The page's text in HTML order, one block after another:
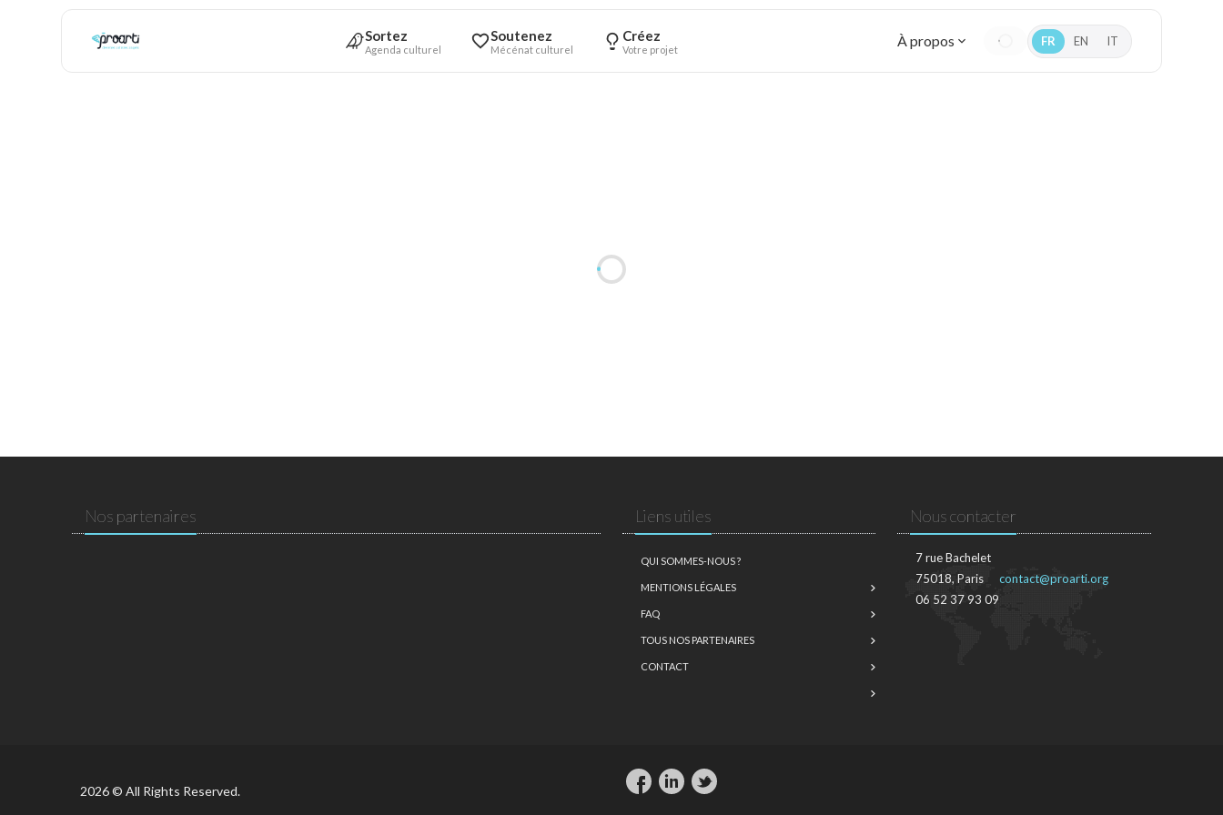
Sortez
Agenda culturel
Soutenez
Mécénat culturel
Créez
Votre projet À propos FR EN IT
Nos partenaires Liens utiles
QUI SOMMES-NOUS ?
MENTIONS LÉGALES
FAQ
TOUS NOS PARTENAIRES
CONTACT
Nous contacter
7 rue Bachelet
75018, Paris
06 52 37 93 09
contact@proarti.org
2026 © All Rights Reserved.